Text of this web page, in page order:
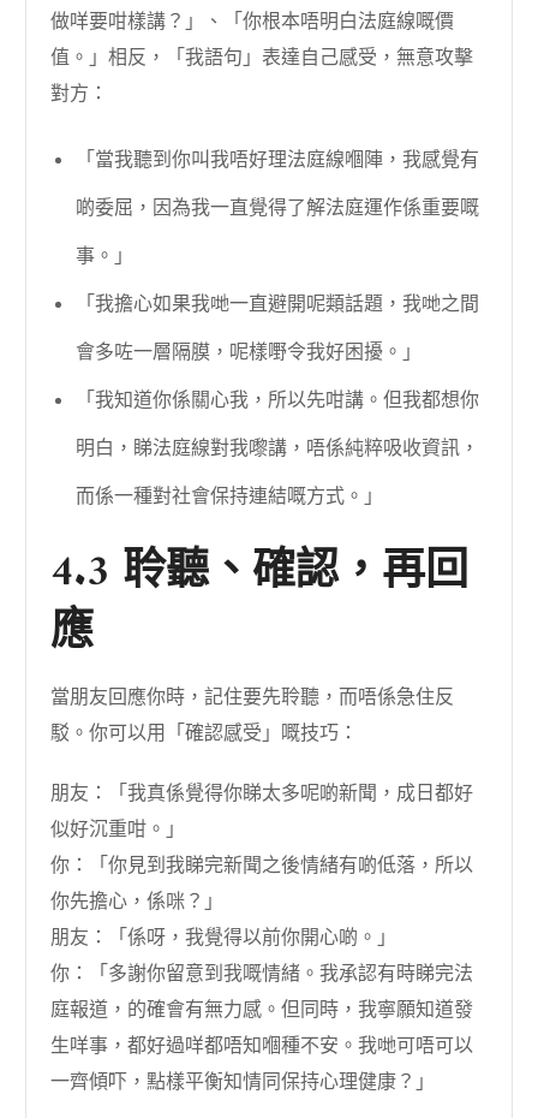
做咩要咁樣講？」、「你根本唔明白法庭線嘅價
值。」相反，「我語句」表達自己感受，無意攻擊
對方：
「當我聽到你叫我唔好理法庭線嗰陣，我感覺有
啲委屈，因為我一直覺得了解法庭運作係重要嘅
事。」
「我擔心如果我哋一直避開呢類話題，我哋之間
會多咗一層隔膜，呢樣嘢令我好困擾。」
「我知道你係關心我，所以先咁講。但我都想你
明白，睇法庭線對我嚟講，唔係純粹吸收資訊，
而係一種對社會保持連結嘅方式。」
4.3 聆聽、確認，再回
應
當朋友回應你時，記住要先聆聽，而唔係急住反
駁。你可以用「確認感受」嘅技巧：
朋友：「我真係覺得你睇太多呢啲新聞，成日都好
似好沉重咁。」
你：「你見到我睇完新聞之後情緒有啲低落，所以
你先擔心，係咪？」
朋友：「係呀，我覺得以前你開心啲。」
你：「多謝你留意到我嘅情緒。我承認有時睇完法
庭報道，的確會有無力感。但同時，我寧願知道發
生咩事，都好過咩都唔知嗰種不安。我哋可唔可以
一齊傾吓，點樣平衡知情同保持心理健康？」